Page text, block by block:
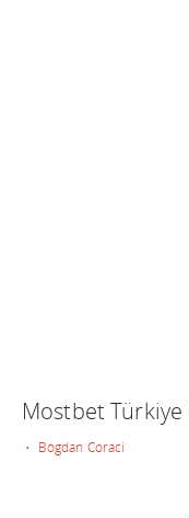
Mostbet
• Bogdan Coraci